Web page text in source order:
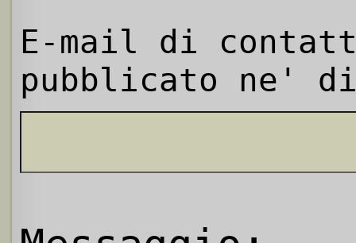
E-mail di
pubblicato ne'